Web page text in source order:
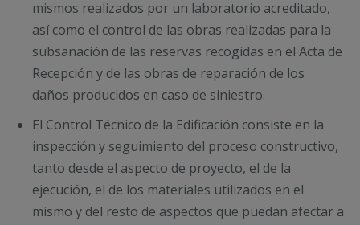
mismos realizados por un laboratorio acreditado,
así como el control de las obras realizadas para la
subsanación de las reservas recogidas en el Acta de
Recepción y de las obras de reparación de los
daños producidos en caso de siniestro.
El Control Técnico de la Edificación consiste en la
inspección y seguimiento del proceso constructivo,
tanto desde el aspecto de proyecto, el de la
ejecución, el de los materiales utilizados en el
mismo y del resto de aspectos que puedan afectar a